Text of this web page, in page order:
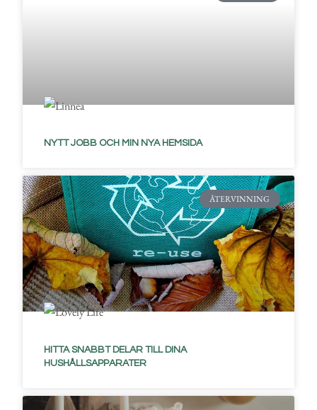
NYTT JOBB OCH MIN NYA HEMSIDA
ÅTERVINNING
HITTA SNABBT DELAR TILL DINA
HUSHÅLLSAPPARATER